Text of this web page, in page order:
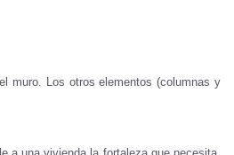
muro. Los otros elementos (columnas y